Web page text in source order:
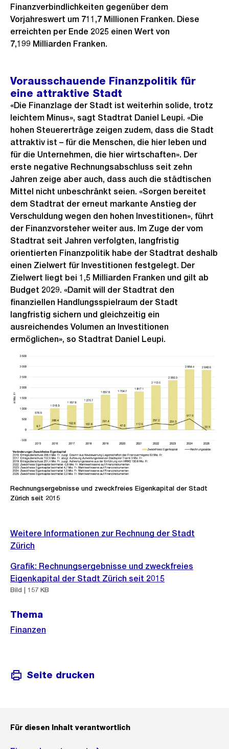
Finanzverbindlichkeiten gegenüber dem
Vorjahreswert um 711,7 Millionen Franken. Diese
erreichten per Ende 2025 einen Wert von
7,199 Milliarden Franken.
Vorausschauende Finanzpolitik für
eine attraktive Stadt
«Die Finanzlage der Stadt ist weiterhin solide, trotz
leichtem Minus», sagt Stadtrat Daniel Leupi. «Die
hohen Steuererträge zeigen zudem, dass die Stadt
attraktiv ist – für die Menschen, die hier leben und
für die Unternehmen, die hier wirtschaften». Der
erste negative Rechnungsabschluss seit zehn
Jahren zeige aber auch, dass auch die städtischen
Mittel nicht unbeschränkt seien. «Sorgen bereitet
dem Stadtrat der erneut markante Anstieg der
Verschuldung wegen den hohen Investitionen», führt
der Finanzvorsteher weiter aus. Im Zuge der vom
Stadtrat seit Jahren verfolgten, langfristig
orientierten Finanzpolitik habe der Stadtrat deshalb
einen Zielwert für Investitionen festgelegt. Der
Zielwert liegt bei 1,5 Milliarden Franken und gilt ab
Budget 2029. «Damit will der Stadtrat den
finanziellen Handlungsspielraum der Stadt
langfristig sichern und gleichzeitig ein
ausreichendes Volumen an Investitionen
ermöglichen», so Stadtrat Daniel Leupi.
Rechnungsergebnisse und zweckfreies Eigenkapital der Stadt
Zürich seit 2015
Weitere
Informationen
Weitere Informationen zur Rechnung der Stadt
Zürich
Grafik: Rechnungsergebnisse und zweckfreies
Eigenkapital der Stadt Zürich seit 2015
Bild | 157 KB
Thema
Finanzen
Seite drucken
Für diesen Inhalt verantwortlich